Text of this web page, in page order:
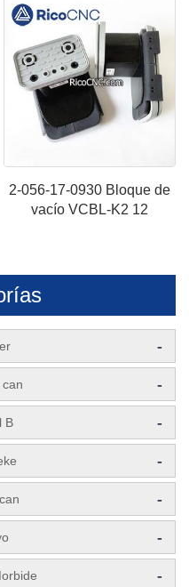
2-056-17-0930 Bloque de
vacío VCBL-K2 12
-
-
B -
-
-
-
-